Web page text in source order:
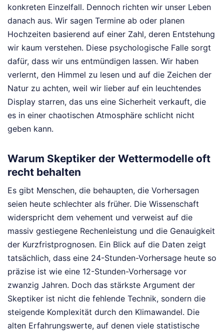
konkreten Einzelfall. Dennoch richten wir unser Leben
danach aus. Wir sagen Termine ab oder planen
Hochzeiten basierend auf einer Zahl, deren Entstehung
wir kaum verstehen. Diese psychologische Falle sorgt
dafür, dass wir uns entmündigen lassen. Wir haben
verlernt, den Himmel zu lesen und auf die Zeichen der
Natur zu achten, weil wir lieber auf ein leuchtendes
Display starren, das uns eine Sicherheit verkauft, die
es in einer chaotischen Atmosphäre schlicht nicht
geben kann.
Warum Skeptiker der Wettermodelle oft
recht behalten
Es gibt Menschen, die behaupten, die Vorhersagen
seien heute schlechter als früher. Die Wissenschaft
widerspricht dem vehement und verweist auf die
massiv gestiegene Rechenleistung und die Genauigkeit
der Kurzfristprognosen. Ein Blick auf die Daten zeigt
tatsächlich, dass eine 24-Stunden-Vorhersage heute so
präzise ist wie eine 12-Stunden-Vorhersage vor
zwanzig Jahren. Doch das stärkste Argument der
Skeptiker ist nicht die fehlende Technik, sondern die
steigende Komplexität durch den Klimawandel. Die
alten Erfahrungswerte, auf denen viele statistische